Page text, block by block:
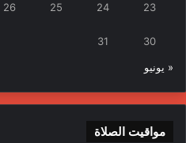
23
24
25
26
30
31
« يونيو
مواقيت الصلاة